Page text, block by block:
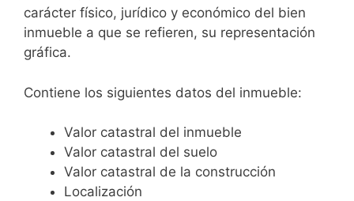
carácter físico, jurídico y económico del bien
inmueble a que se refieren, su representación
gráfica.
Contiene los siguientes datos del inmueble:
Valor catastral del inmueble
Valor catastral del suelo
Valor catastral de la construcción
Localización